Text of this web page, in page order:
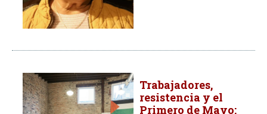
Trabajadores,
resistencia y el
Primero de Mayo: